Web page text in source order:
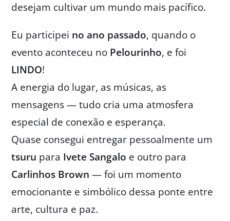
desejam cultivar um mundo mais pacífico.
Eu participei no ano passado, quando o
evento aconteceu no Pelourinho, e foi
LINDO!
A energia do lugar, as músicas, as
mensagens — tudo cria uma atmosfera
especial de conexão e esperança.
Quase consegui entregar pessoalmente um
tsuru para Ivete Sangalo e outro para
Carlinhos Brown — foi um momento
emocionante e simbólico dessa ponte entre
arte, cultura e paz.